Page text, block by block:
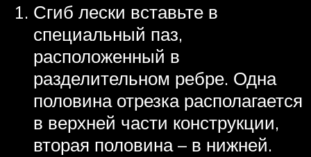
Сгиб лески вставьте в
специальный паз,
расположенный в
разделительном ребре. Одна
половина отрезка располагается
в верхней части конструкции,
вторая половина – в нижней.